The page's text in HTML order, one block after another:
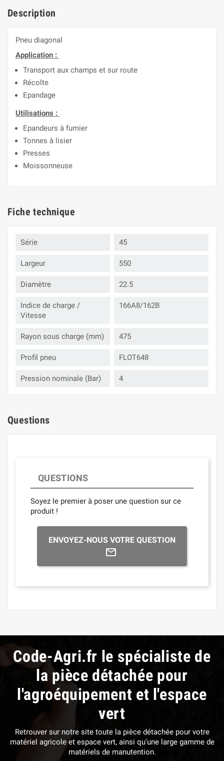
Description
Pneu diagonal
Application :
Transport aux champs et sur route
Récolte
Epandage
Utilisations :
Epandeurs à fumier
Tonnes à lisier
Presses
Moissonneuse
Fiche technique
Série 45
Largeur 550
Diamètre 22.5
Indice de charge /
Vitesse
166A8/162B
Rayon sous charge (mm) 475
Profil pneu FLOT648
Pression nominale (Bar) 4
Questions
QUESTIONS
Soyez le premier à poser une question sur ce
produit !
ENVOYEZ-NOUS VOTRE QUESTION
Code-Agri.fr le spécialiste de
la pièce détachée pour
l'agroéquipement et l'espace
vert
Retrouver sur notre site toute la pièce détachée pour votre
matériel agricole et espace vert, ainsi qu'une large gamme de
matériels de manutention.